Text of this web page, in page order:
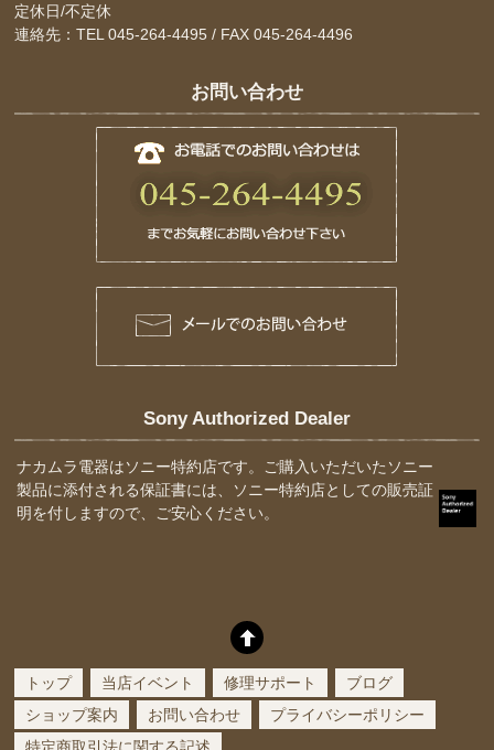
定休日/不定休
連絡先：TEL 045-264-4495 / FAX 045-264-4496
お問い合わせ
Sony Authorized Dealer
ナカムラ電器はソニー特約店です。ご購入いただいたソニー
製品に添付される保証書には、ソニー特約店としての販売証
明を付しますので、ご安心ください。
トップ 当店イベント 修理サポート
ブログ
ショップ案内
お問い合わせ
プライバシーポリシー